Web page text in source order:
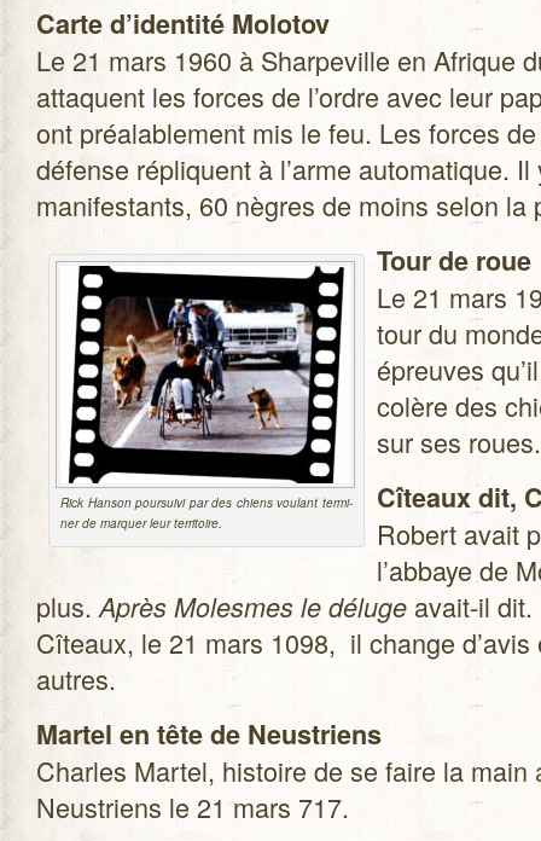
Carte d’identité Molo­tov
Le 21 mars 1960 à Shar­pe­ville en Afrique
attaquent les forces de l’ordre avec leur
ont préa­la­ble­ment mis le feu. Les forces
défense répliquent à l’arme auto­ma­tique.
mani­fes­tants, 60 nègres de moins selon la
Rick Han­son pour­suivi par des chiens vou­lant ter­mi­
ner de mar­quer leur territoire.
Tour de roue
Le 21 mars
tour du
épreuves
colère des
sur ses roues.
Cîteaux dit,
Robert avait
l’abbaye de
plus. Après Molesmes le déluge avait-il
Cîteaux, le 21 mars 1098, il change
autres.
Mar­tel en tête de Neus­triens
Charles Mar­tel, his­toire de se faire la main
Neus­triens le 21 mars 717.